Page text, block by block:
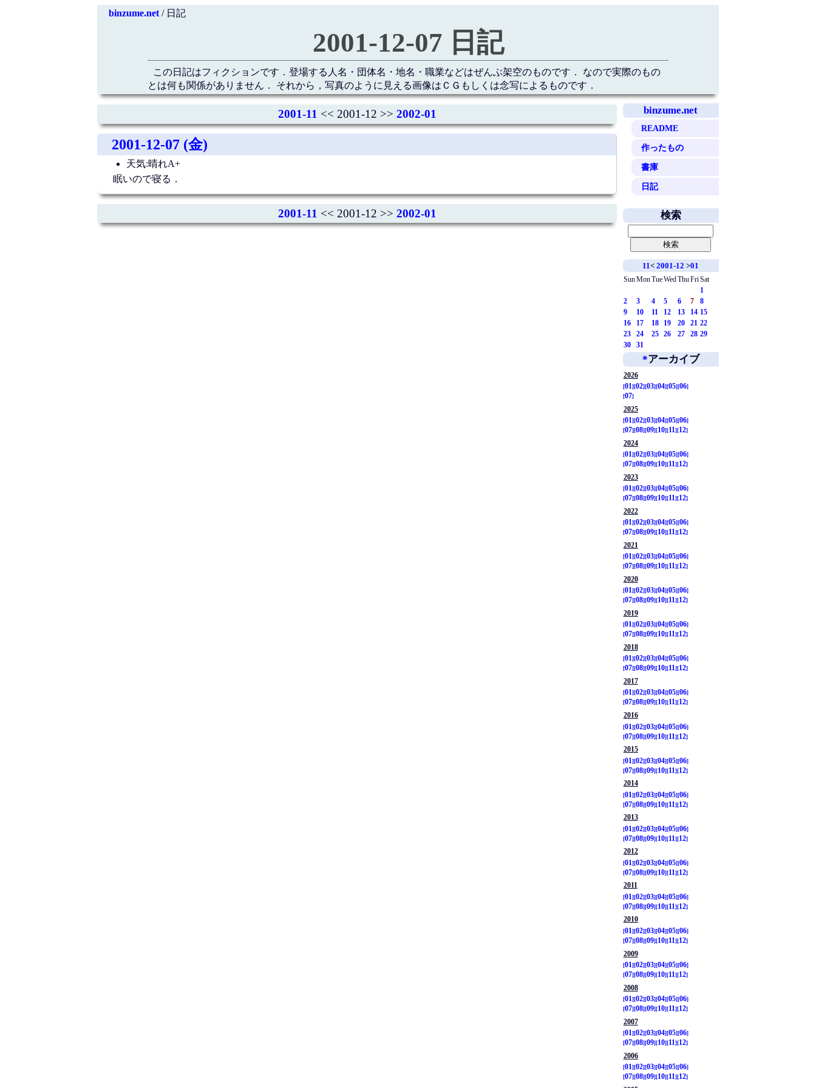
binzume.net/ 日記
2001-12-07 日記
この日記はフィクションです．登場する人名・団体名・地名・職業などはぜんぶ架空のものです． なので実際のもの
とは何も関係がありません． それから，写真のように見える画像はＣＧもしくは念写によるものです．
binzume.net
README
作ったもの
書庫
日記
2001-11 << 2001-12 >> 2002-01
2001-12-07 (金)
天気:晴れA+
眠いので寝る．
2001-11 << 2001-12 >> 2002-01 検索
11<2001-12 >01
SunMonTueWed ThuFriSat
1
2
3 4 5 6 7
8
9
10 11 12 13 14 15
16
17 18 19 20 21 22
23
24 25 26 27 28 29
30
31
*アーカイブ
2026
01
02 03 04 05 06
07
2025
01
02 03 04 05 06
07 08 09 10 11
12
2024
01
02 03 04 05 06
07 08 09 10 11
12
2023
01
02 03 04 05 06
07 08 09 10 11
12
2022
01
02 03 04 05 06
07 08 09 10 11
12
2021
01
02 03 04 05 06
07 08 09 10 11
12
2020
01
02 03 04 05 06
07 08 09 10 11
12
2019
01
02 03 04 05 06
07 08 09 10 11
12
2018
01 02 03 04 05 06
07 08 09 10 11 12
2017
01 02 03 04 05 06
07 08 09 10 11 12
2016
01
02 03 04 05 06
07 08 09 10 11
12
2015
01
02 03 04 05 06
07 08 09 10 11
12
2014
01
02 03 04 05 06
07 08 09 10 11
12
2013
01
02 03 04 05 06
07 08 09 10 11
12
2012
01
02 03 04 05 06
07 08 09 10 11
12
2011
01
02 03 04 05 06
07 08 09 10 11
12
2010
01
02 03 04 05 06
07 08 09 10 11
12
2009
01
02 03 04 05 06
07 08 09 10 11
12
2008
01
02 03 04 05 06
07 08 09 10 11
12
2007
01
02 03 04 05 06
07 08 09 10 11
12
2006
01
02 03 04 05 06
07 08 09 10 11
12